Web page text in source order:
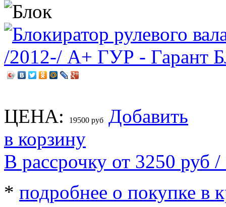
ЦЕНА: 19500 руб
Добавить
в корзину
В рассрочку от 3250 руб /
* подробнее о покупке в